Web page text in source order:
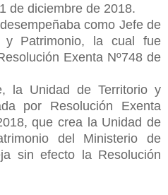
de diciembre de 2018.
como Jefe de
y Patrimonio, la cual fue
Exenta Nº748 de
la Unidad de Territorio y
por Resolución Exenta
que crea la Unidad de
del Ministerio de
sin efecto la Resolución